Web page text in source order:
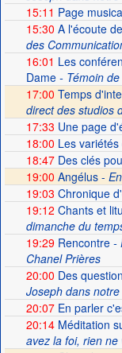
15:11 Page
15:30 A l'écoute
des
16:01 Les
Dame- Témoin de
17:00 Temps
direct des studios
17:33 Une page
18:00 Les
18:47Des clés
19:00 Angélus -
19:03 Chronique
19:12 Chants et
dimanche du
19:29Rencontre-
Chanel Prières
20:00 Des
Joseph dans
20:07En parler
20:14Méditation
avez la foi, rien